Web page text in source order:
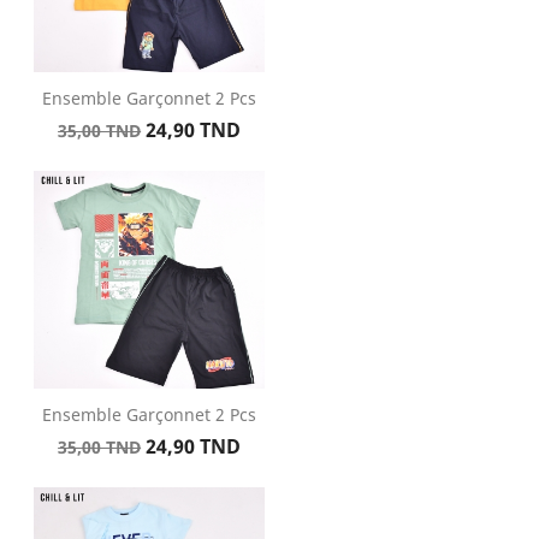
Ensemble Garçonnet 2 Pcs
Prix
base
35,00 TND Prix
24,90 TND
Ensemble Garçonnet 2 Pcs
Prix
base
35,00 TND Prix
24,90 TND